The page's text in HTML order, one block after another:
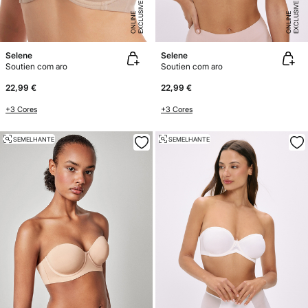
E
X
C
L
U
SI
V
E
O
N
LI
N
E
Selene
Soutien com aro
22,99 €
+3 Cores
E
X
C
L
U
SI
V
E
O
N
LI
N
E
Selene
Soutien com aro
22,99 €
+3 Cores
SEMELHANTE SEMELHANTE